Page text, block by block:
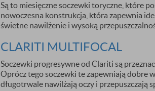
Są to miesięczne soczewki toryczne, które
nowoczesna konstrukcja, która zapewnia
świetne nawilżenie i wysoką
CLARITI MULTIFOCAL
Soczewki progresywne od Clariti są
Oprócz tego soczewki te zapewniają dobre
długotrwale nawilżają oczy i przepuszczają